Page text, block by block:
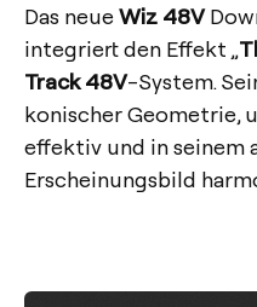
Das neueWiz 48V
integriert den Effekt „
Track 48V-System.
konischer Geometrie,
effektiv und in seinem
Erscheinungsbild